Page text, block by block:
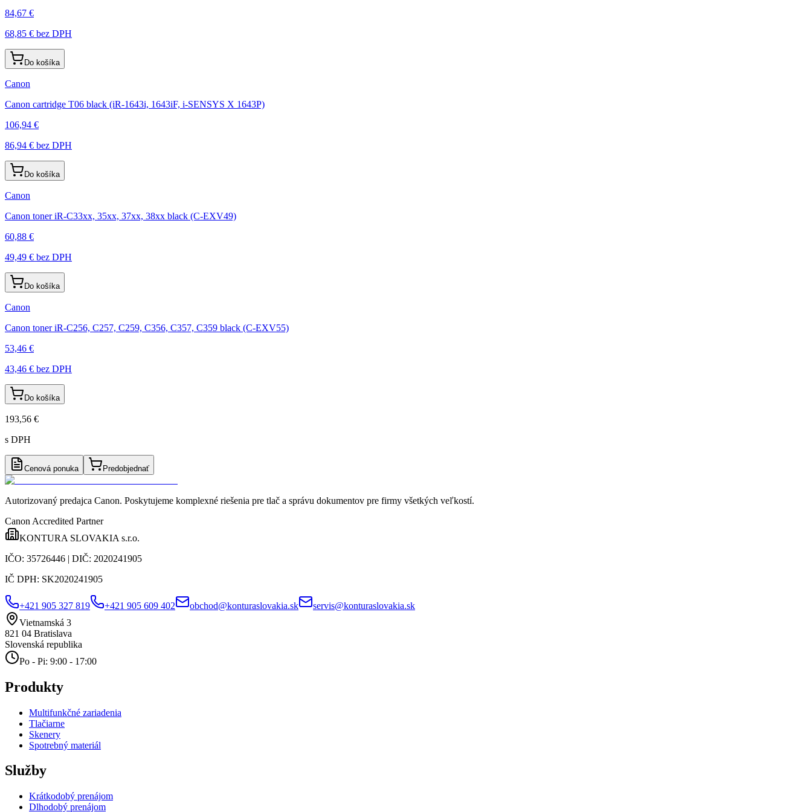
84,67 €
68,85 € bez DPH
Do košíka
Canon
Canon cartridge T06 black (iR-1643i, 1643iF, i-SENSYS X 1643P)
106,94 €
86,94 € bez DPH
Do košíka
Canon
Canon toner iR-C33xx, 35xx, 37xx, 38xx black (C-EXV49)
60,88 €
49,49 € bez DPH
Do košíka
Canon
Canon toner iR-C256, C257, C259, C356, C357, C359 black (C-EXV55)
53,46 €
43,46 € bez DPH
Do košíka
193,56 €
s DPH
Cenová ponuka Predobjednať
Autorizovaný predajca Canon. Poskytujeme komplexné riešenia pre tlač a správu dokumentov pre firmy všetkých veľkostí.
Canon Accredited Partner
KONTURA SLOVAKIA s.r.o.
IČO: 35726446 | DIČ: 2020241905
IČ DPH: SK2020241905
+421 905 327 819 +421 905 609 402 obchod@konturaslovakia.sk
servis@konturaslovakia.sk
Vietnamská 3
821 04 Bratislava
Slovenská republika
Po - Pi: 9:00 - 17:00
Produkty
Multifunkčné zariadenia
Tlačiarne
Skenery
Spotrebný materiál
Služby
Krátkodobý prenájom
Dlhodobý prenájom